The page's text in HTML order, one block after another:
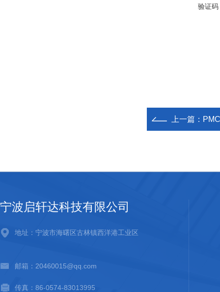
验证码
上一篇：
宁波启轩达科技有限公司
地址：宁波市海曙区古林镇西洋港工业区
邮箱：20460015@qq.com
传真：86-0574-83013995